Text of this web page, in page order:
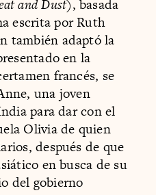
and Dust), basada
escrita por Ruth
también adaptó la
en la
francés, se
una joven
para dar con el
Olivia de quien
después de que
en busca de su
del gobierno